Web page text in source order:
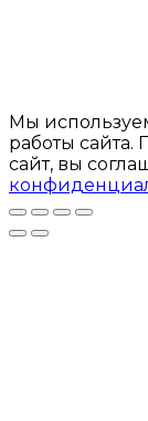
Мы
работы сайта.
сайт, вы